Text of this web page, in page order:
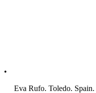
•
Eva Rufo. Toledo. Spain.